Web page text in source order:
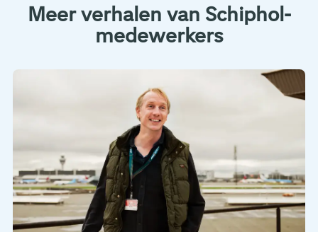
Meer verhalen van Schiphol-
medewerkers